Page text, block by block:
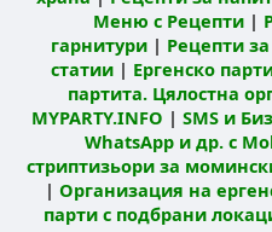
Меню с Рецепти|
гарнитури | Рецепти
статии | Ергенско
партита. Цялостна
MYPARTY.INFO | SMS и
WhatsApp и др. с
стриптизьори за
| Организация на
парти с подбрани